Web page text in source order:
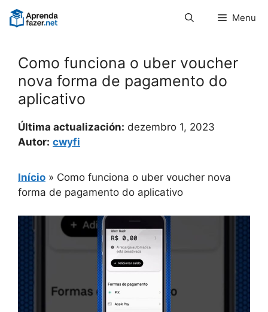
Pular
para
Menu
Como funciona o uber voucher
nova forma de pagamento do
aplicativo
Última actualización: dezembro 1, 2023
Autor: cwyfi
Início » Como funciona o uber voucher nova
forma de pagamento do aplicativo